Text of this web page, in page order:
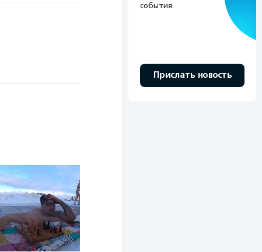
события.
Прислать новость